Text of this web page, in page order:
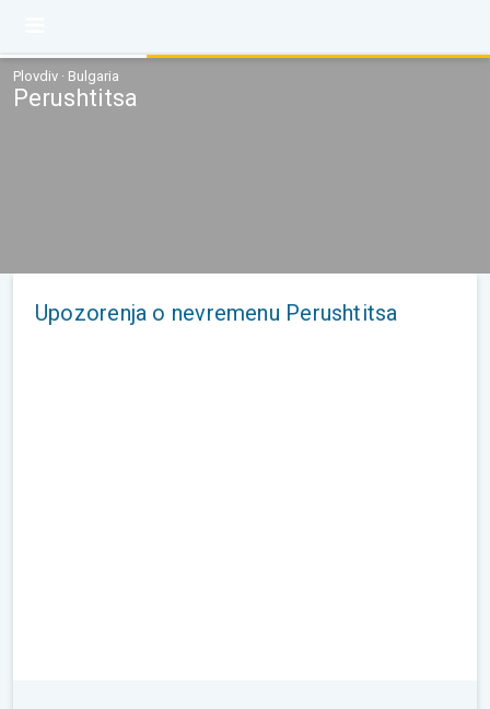
Plovdiv · Bulgaria
Perushtitsa
Upozorenja o nevremenu Perushtitsa